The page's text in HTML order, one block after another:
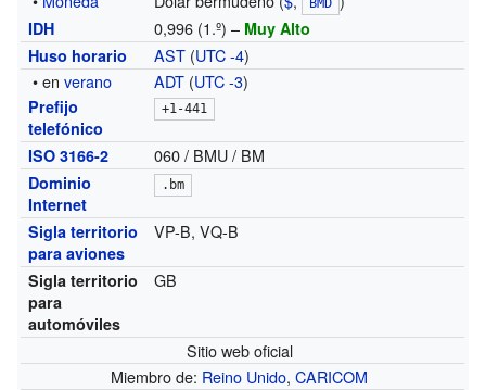
BMD
IDH 0,996 (1.º) – Muy Alto
Huso horario
AST (UTC -4)
• enverano ADT (UTC -3)
Prefijo
telefónico
+1-441
ISO 3166-2 060 / BMU / BM
Dominio
Internet
.bm
Sigla territorio
para aviones
VP-B, VQ-B
Sigla territorio
para
automóviles
GB
Sitio web oficial
Miembro de: Reino Unido,CARICOM